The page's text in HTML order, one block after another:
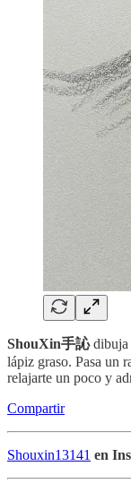
ShouXin手訫dibuja
lápiz graso. Pasa un
relajarte un poco y
Compartir
Shouxin13141 en